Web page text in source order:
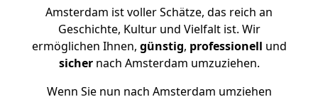
Amsterdam ist voller Schätze, das reich an
Geschichte, Kultur und Vielfalt ist. Wir
ermöglichen Ihnen, günstig, professionell und
sichernach Amsterdam umzuziehen.
Wenn Sie nun nach Amsterdam umziehen